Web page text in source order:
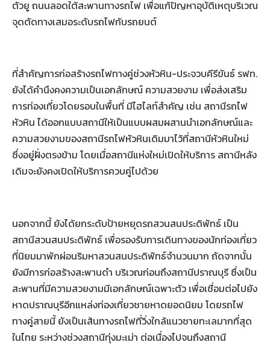
ตัวยู ถนนลอดใต้สะพานทางรถไฟ เพื่อแก้ปัญหาอุบัติเหตุบริเวณ
จุดตัดทางเสมอระดับรถไฟกับรถยนต์
ที่สำคัญการก่อสร้างรถไฟทางคู่ช่วงหัวหิน-ประจวบคีรีขันธ์ รฟท.
ยังได้คำนึงคงความเป็นเอกลักษณ์ ความสวยงาม เพื่อส่งเสริม
การท่องเที่ยวโดยรอบในพื้นที่ มีไฮไลท์สำคัญ เช่น สถานีรถไฟ
หัวหิน ได้ออกแบบสถานีให้เป็นแบบผสมผสานนำเอกลักษณ์และ
ความสวยงามของสถานีรถไฟหัวหินเดิมมาไว้ที่สถานีหัวหินใหม่
ซึ่งอยู่ฝั่งตรงข้าม โดยเมื่อสถานีแห่งใหม่เปิดให้บริการ สถานีหลัง
เดิมจะยังคงเปิดให้บริการควบคู่ไปด้วย
นอกจากนี้ ยังได้ยกระดับป้ายหยุดรถสวนสนประดิพัทธ์ เป็น
สถานีสวนสนประดิพัทธ์ เพื่อรองรับการเดินทางของนักท่องเที่ยว
ที่นิยมมาพักผ่อนริมหาสวนสนประดิพัทธ์จำนวนมาก ถัดจากนั้น
ยังมีการก่อสร้างสะพานดำ บริเวณก่อนถึงสถานีปราณบุรี ซึ่งเป็น
สะพานที่มีความสวยงามมีเอกลักษณ์เฉพาะตัว เพื่อเชื่อมต่อไปยัง
หาดปราณบุรีอีกแหล่งท่องเที่ยวชายหาดยอดนิยม โดยรถไฟ
ทางคู่สายนี้ ยังเป็นเส้นทางรถไฟที่วิ่งใกล้แนวชายทะเลมากที่สุด
ในไทย ระหว่างช่วงสถานีทุ่งมะเม่า ต่อเนื่องไปจนถึงสถานี